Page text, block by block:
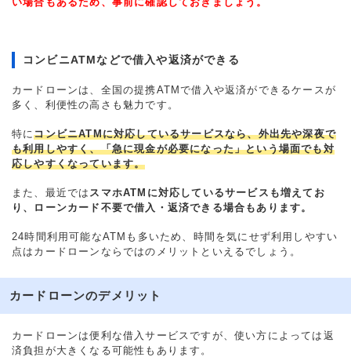
コンビニATMなどで借入や返済ができる
カードローンは、全国の提携ATMで借入や返済ができるケースが
多く、利便性の高さも魅力です。
特にコンビニATMに対応しているサービスなら、外出先や深夜で
も利用しやすく、「急に現金が必要になった」という場面でも対
応しやすくなっています。
また、最近では スマホATMに対応しているサービスも増えてお
り、ローンカード不要で借入・返済できる場合もあります。
24時間利用可能なATMも多いため、時間を気にせず利用しやすい
点はカードローンならではのメリットといえるでしょう。
カードローンのデメリット
カードローンは便利な借入サービスですが、使い方によっては返
済負担が大きくなる可能性もあります。